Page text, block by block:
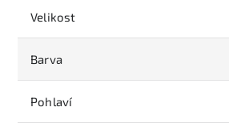
Velikost
Barva
Pohlaví